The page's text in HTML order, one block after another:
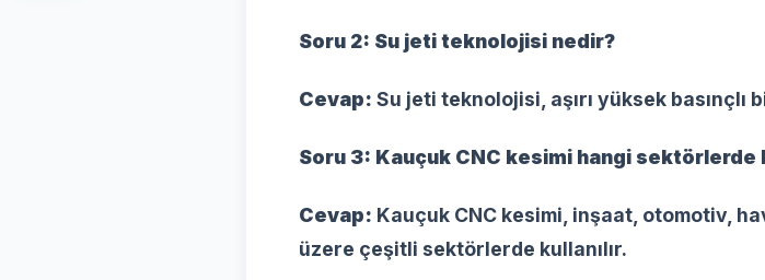
Soru 2: Su jeti teknolojisi nedir?
Cevap: Su jeti teknolojisi, aşırı yüksek basınçlı
Soru 3: Kauçuk CNC kesimi hangi sektörlerde
Cevap: Kauçuk CNC kesimi, inşaat, otomotiv,
üzere çeşitli sektörlerde kullanılır.